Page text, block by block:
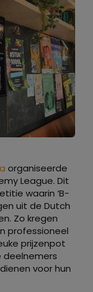
organiseerde
League. Dit
waarin ‘B-
uit de Dutch
Zo kregen
professioneel
prijzenpot
deelnemers
voor hun